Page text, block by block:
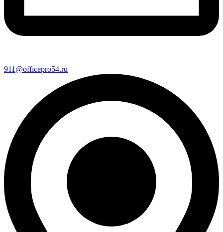
911@officepro54.ru